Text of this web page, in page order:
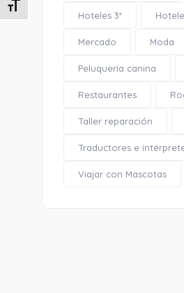
Alternar tamaño de letra
Hoteles 3*
Mercado Moda
Peluquería canina
Restaurantes
Taller reparación
Traductores e
Viajar con Mascotas